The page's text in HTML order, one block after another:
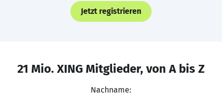
Jetzt registrieren
21 Mio. XING Mitglieder, von A bis Z
Nachname: